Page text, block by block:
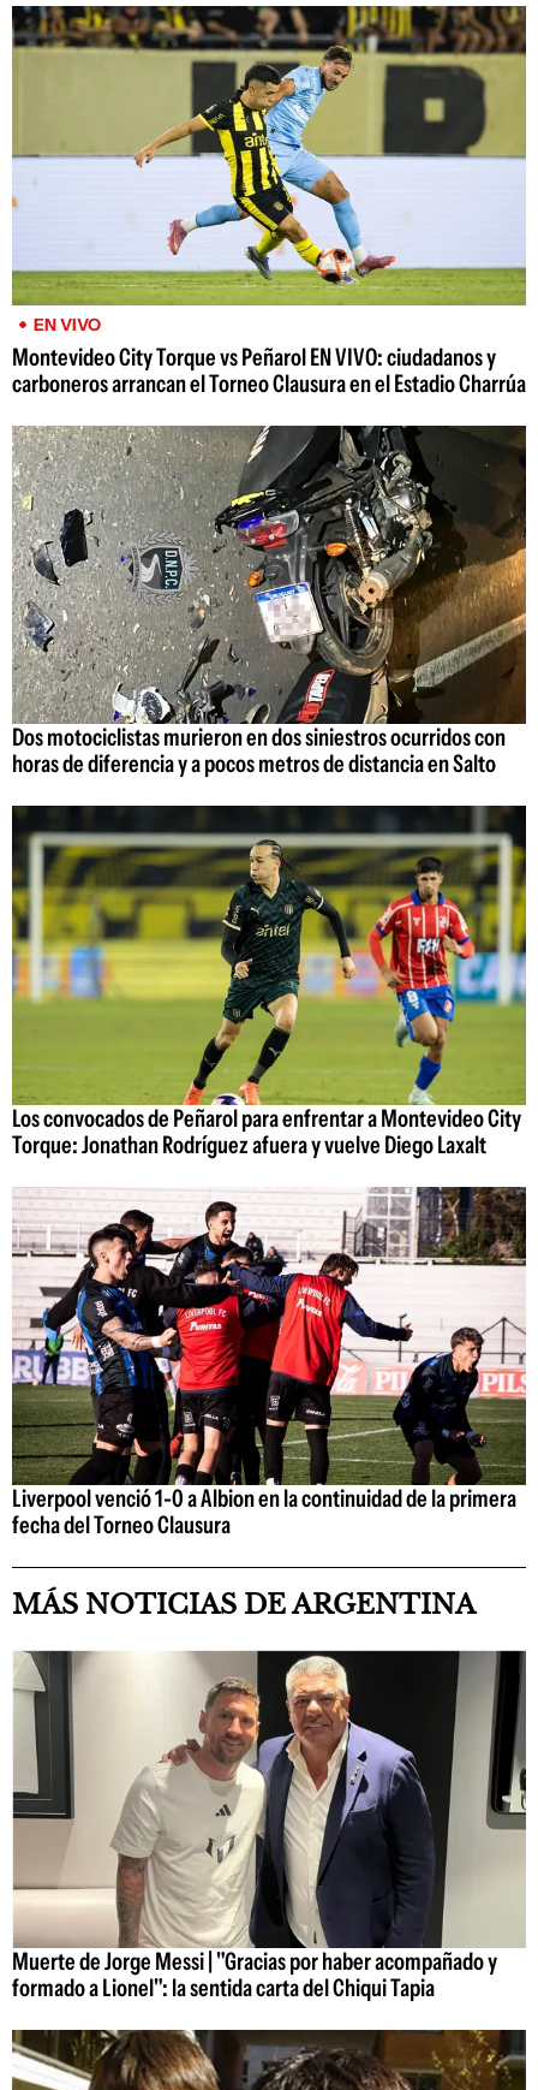
EN VIVO
Montevideo City Torque vs Peñarol EN VIVO: ciudadanos y
carboneros arrancan el Torneo Clausura en el Estadio Charrúa
Dos motociclistas murieron en dos siniestros ocurridos con
horas de diferencia y a pocos metros de distancia en Salto
Los convocados de Peñarol para enfrentar a Montevideo City
Torque: Jonathan Rodríguez afuera y vuelve Diego Laxalt
Liverpool venció 1-0 a Albion en la continuidad de la primera
fecha del Torneo Clausura
MÁS NOTICIAS DE ARGENTINA
Muerte de Jorge Messi | "Gracias por haber acompañado y
formado a Lionel": la sentida carta del Chiqui Tapia